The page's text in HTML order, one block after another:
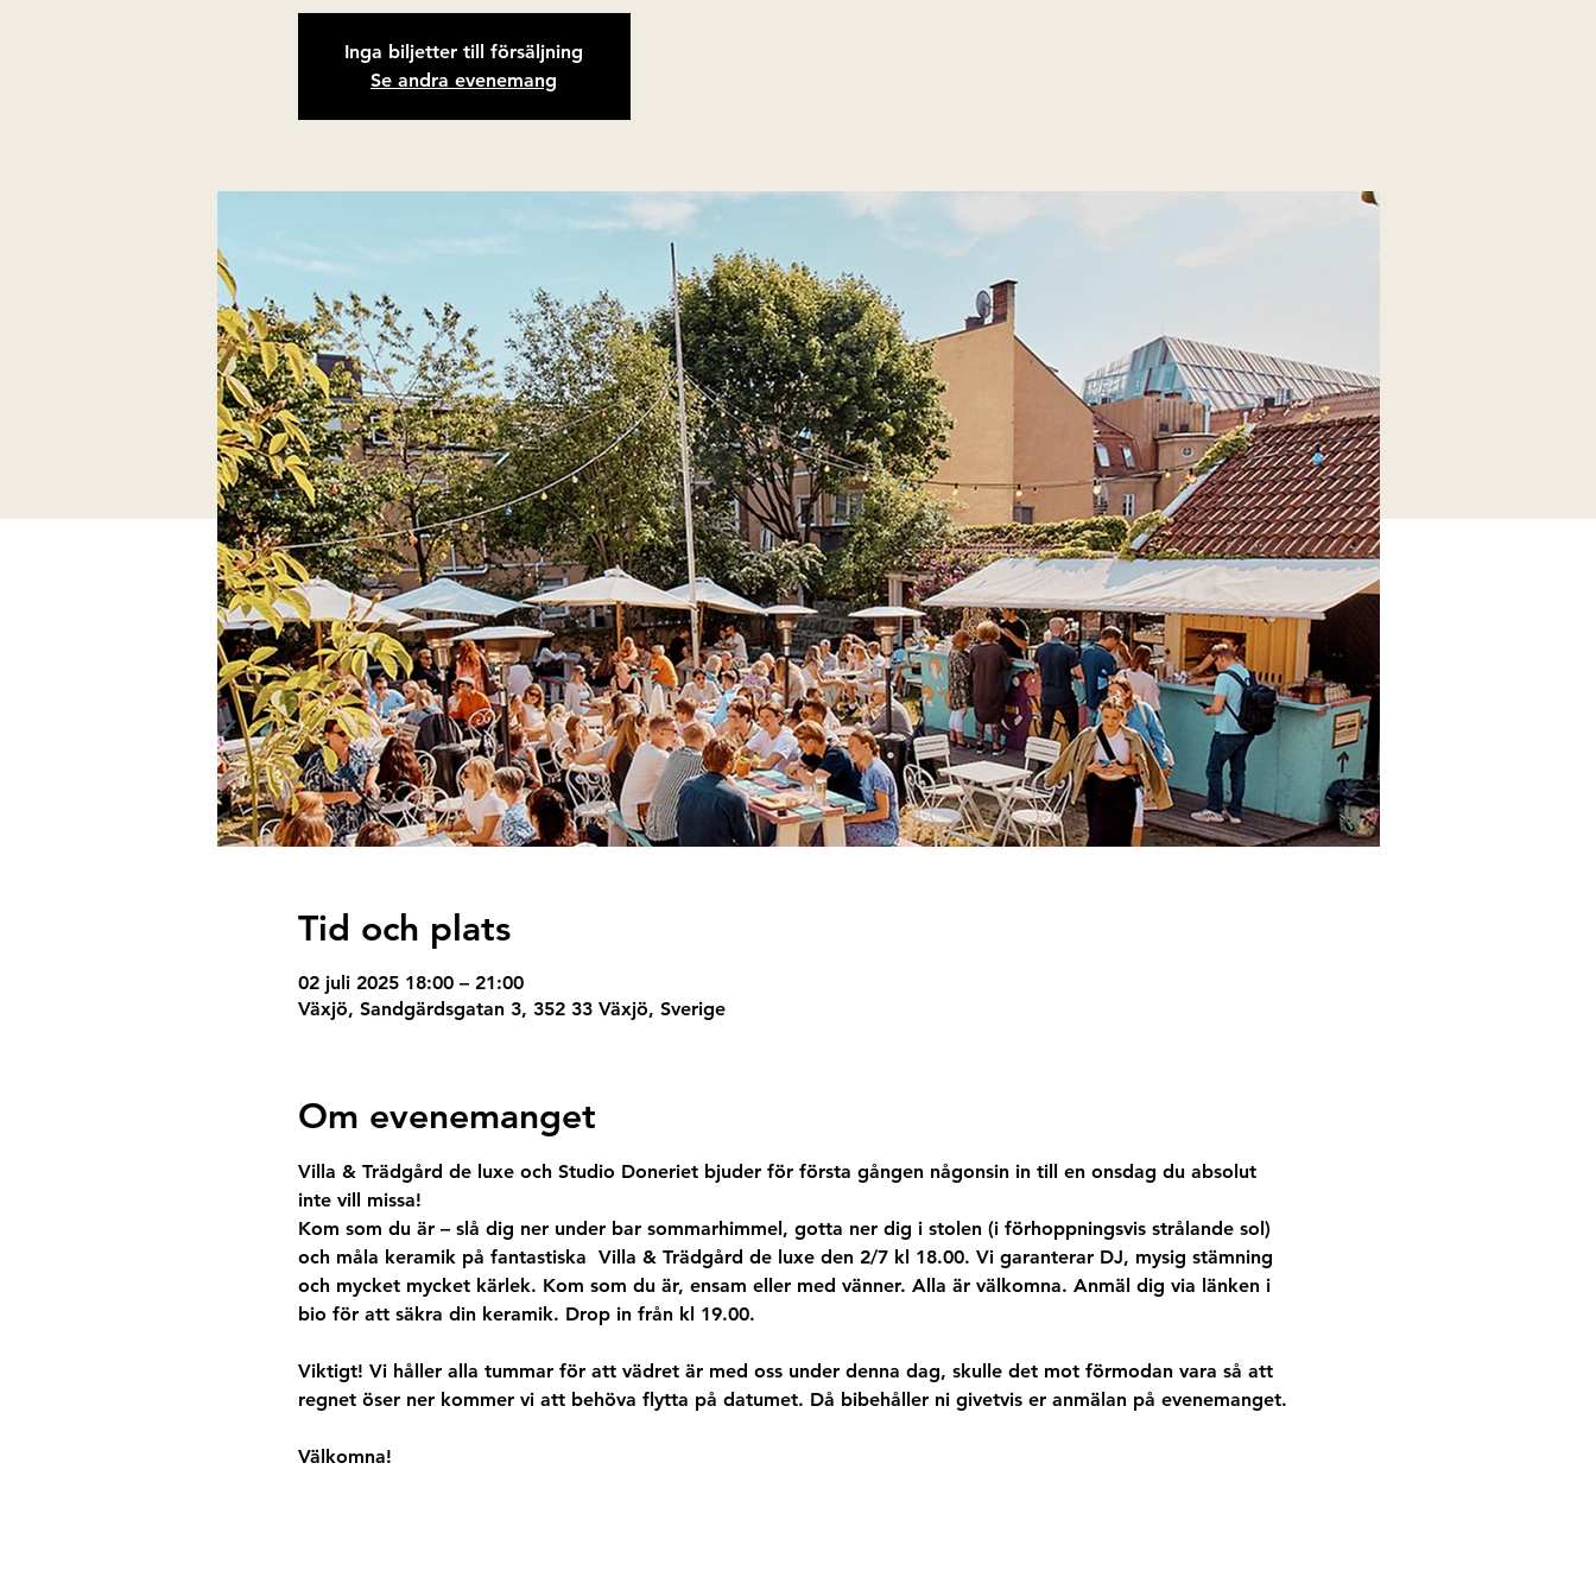
Inga biljetter till försäljning
Se andra evenemang
Tid och plats
02 juli 2025 18:00 – 21:00
Växjö, Sandgärdsgatan 3, 352 33 Växjö, Sverige
Om evenemanget
Villa & Trädgård de luxe och Studio Doneriet bjuder för första gången någonsin in till en onsdag du absolut
inte vill missa!
Kom som du är – slå dig ner under bar sommarhimmel, gotta ner dig i stolen (i förhoppningsvis strålande sol)
och måla keramik på fantastiska  Villa & Trädgård de luxe den 2/7 kl 18.00. Vi garanterar DJ, mysig stämning
och mycket mycket kärlek. Kom som du är, ensam eller med vänner. Alla är välkomna. Anmäl dig via länken i
bio för att säkra din keramik. Drop in från kl 19.00.
Viktigt! Vi håller alla tummar för att vädret är med oss under denna dag, skulle det mot förmodan vara så att
regnet öser ner kommer vi att behöva flytta på datumet. Då bibehåller ni givetvis er anmälan på evenemanget.
Välkomna!